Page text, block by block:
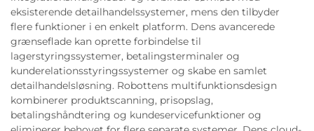
eksisterende detailhandelssystemer, mens den tilbyder
flere funktioner i en enkelt platform. Dens avancerede
grænseflade kan oprette forbindelse til
lagerstyringssystemer, betalingsterminaler og
kunderelationsstyringssystemer og skabe en samlet
detailhandelsløsning. Robottens multifunktionsdesign
kombinerer produktscanning, prisopslag,
betalingshåndtering og kundeservicefunktioner og